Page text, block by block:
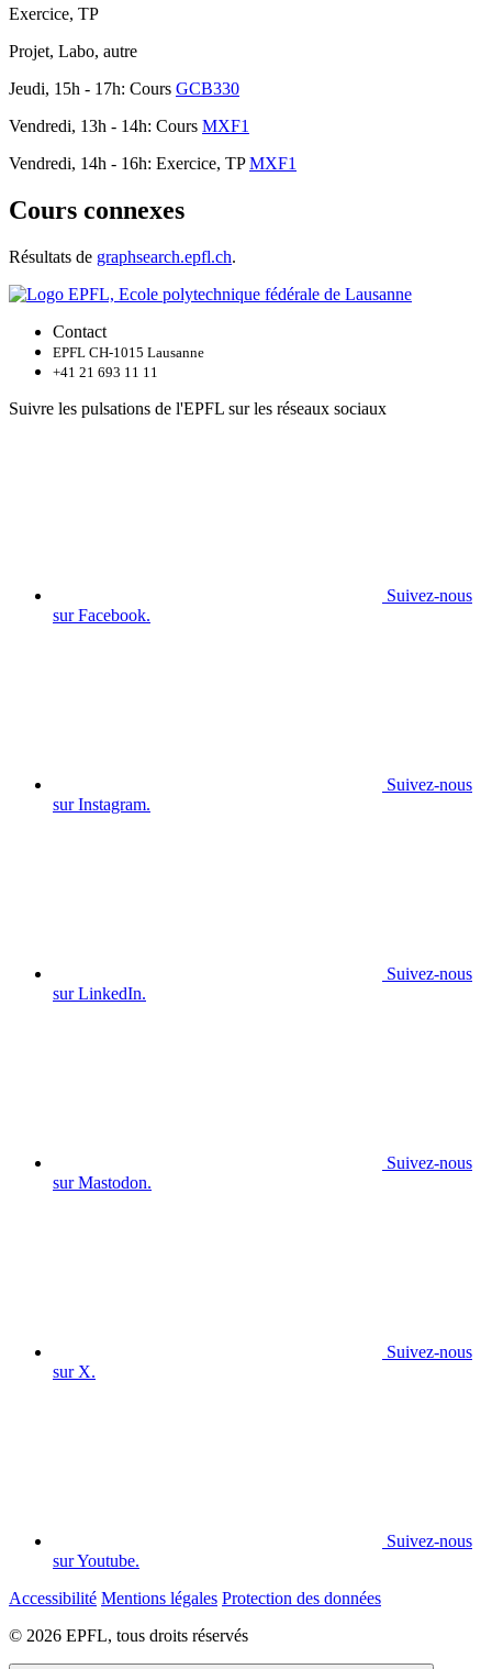
Exercice, TP
Projet, Labo, autre
Jeudi, 15h - 17h: Cours GCB330
Vendredi, 13h - 14h: Cours MXF1
Vendredi, 14h - 16h: Exercice, TPMXF1
Cours connexes
Résultats de graphsearch.epfl.ch.
Contact
EPFL CH-1015 Lausanne
+41 21 693 11 11
Suivre les pulsations de l'EPFL sur les réseaux sociaux
Suivez-nous
sur Facebook.
Suivez-nous
sur Instagram.
Suivez-nous
sur LinkedIn.
Suivez-nous
sur Mastodon.
Suivez-nous
sur X.
Suivez-nous
sur Youtube.
Accessibilité Mentions légales Protection des données
© 2026 EPFL, tous droits réservés